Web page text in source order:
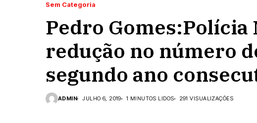
Sem Categoria
Pedro
redução no número
segundo ano
ADMIN JULHO 6, 2019 1 MINUTOS LIDOS 291 VISUALIZAÇÕES